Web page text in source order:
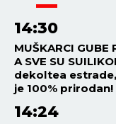
14:30
MUŠKARCI GUBE
A SVE SU
dekoltea
je 100% prirodan!
14:24